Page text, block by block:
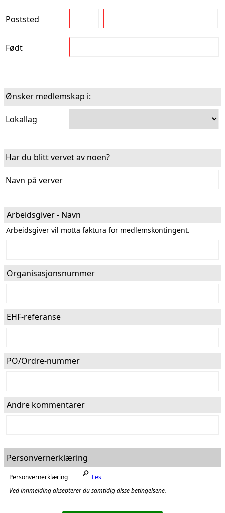
Poststed
Født
Ønsker medlemskap i:
Lokallag
Har du blitt vervet av noen?
Navn på verver
Arbeidsgiver - Navn
Arbeidsgiver vil motta faktura for medlemskontingent.
Organisasjonsnummer
EHF-referanse
PO/Ordre-nummer
Andre kommentarer
Personvernerklæring
Personvernerklæring
Les
Ved innmelding aksepterer du samtidig disse betingelsene.